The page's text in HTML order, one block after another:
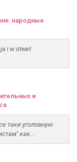
народные
i w otwet
и
таки уголовную
как...